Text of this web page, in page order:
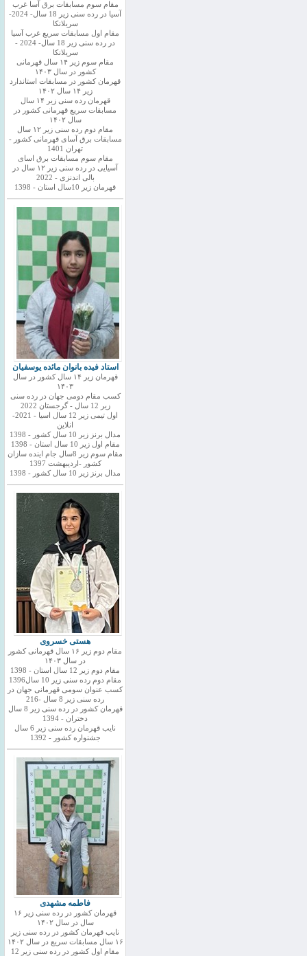
مقام سوم مسابقات برق آسا غرب
آسیا در رده سنی زیر 18 سال- 2024-
سریلانکا
مقام اول مسابقات سریع غرب آسیا
در رده سنی زیر 18 سال- 2024 -
سریلانکا
مقام سوم زیر ۱۴ سال قهرمانی
کشور در سال ۱۴۰۳
قهرمان کشور در مسابقات استاندارد
زیر ۱۴ سال ۱۴۰۲
قهرمان رده سنی زیر ۱۴ سال
مسابقات سریع قهرمانی کشور در
سال ۱۴۰۲
مقام دوم رده سنی زیر ۱۲ سال
مسابقات برق آسای قهرمانی کشور -
تهران 1401
مقام سوم مسابقات برق اسای
آسیایی در رده سنی زیر ۱۲ سال در
بالی اندنزی - 2022
قهرمان زیر 10سال استان - 1398
استاد فیده بانوان مائده یوسفیان
قهرمان زیر ۱۴ سال کشور در سال
۱۴۰۳
کسب مقام دومی جهان در رده سنی
زیر 12 سال - گرجستان 2022
اول تیمی زیر 12 سال اسیا - 2021-
انلاین
مدال برنز زیر 10 سال کشور - 1398
مقام اول زیر 10 سال استان - 1398
مقام سوم زیر 8سال جام اینده سازان
کشور -اردیبهشت 1397
مدال برنز زیر 10 سال کشور - 1398
هستی خسروی
مقام دوم زیر ۱۶ سال قهرمانی کشور
در سال ۱۴۰۳
مقام دوم زیر 12 سال استان - 1398
مقام دوم رده سنی زیر 10 سال1396
کسب عنوان سومی قهرمانی جهان در
رده سنی زیر 8 سال -216
قهرمان کشور در رده سنی زیر 8 سال
دختران - 1394
نایب قهرمان رده سنی زیر 6 سال
جشنواره کشور - 1392
فاطمه مشهدی
قهرمان کشور در رده سنی زیر ۱۶
سال در سال ۱۴۰۲
نایب قهرمان کشور در رده سنی زیر
۱۶ سال مسابقات سریع در سال ۱۴۰۲
مقام اول کشور در رده سنی زیر 12